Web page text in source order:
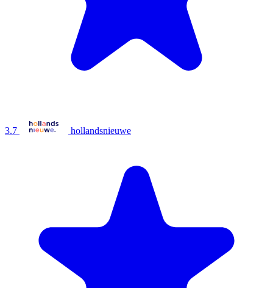
3.7 hollandsnieuwe